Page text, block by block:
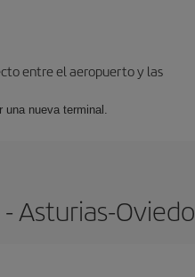
entre el aeropuerto y las
una nueva terminal.
Asturias-Oviedo